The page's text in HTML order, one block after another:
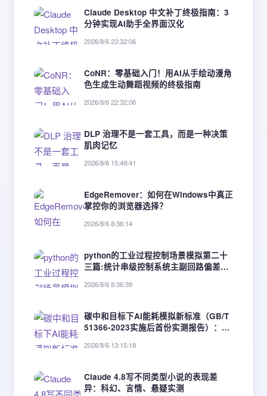
Claude Desktop 中文补丁终极指南：3
分钟实现AI助手全界面汉化
2026/8/6 23:32:06
CoNR：零基础入门！用AI从手绘动漫角
色生成生动舞蹈视频的终极指南
2026/8/6 22:32:06
DLP 治理不是一套工具，而是一种决策
肌肉记忆
2026/8/6 15:49:41
EdgeRemover：如何在Windows中真正
掌控你的浏览器选择？
2026/8/6 8:36:14
python的工业过程控制场景模拟第二十
三篇:统计串级控制系统主副回路偏差数
2026/8/6 8:36:39
碳中和目标下AI能耗模拟新标准（GB/T
51366-2023实施后首份实测报告）：3
2026/8/6 13:15:18
Claude 4.8写不同类型小说的表现差
异：科幻、言情、悬疑实测